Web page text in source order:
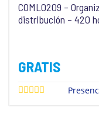
COML0209 –
distribución – 420
GRATIS